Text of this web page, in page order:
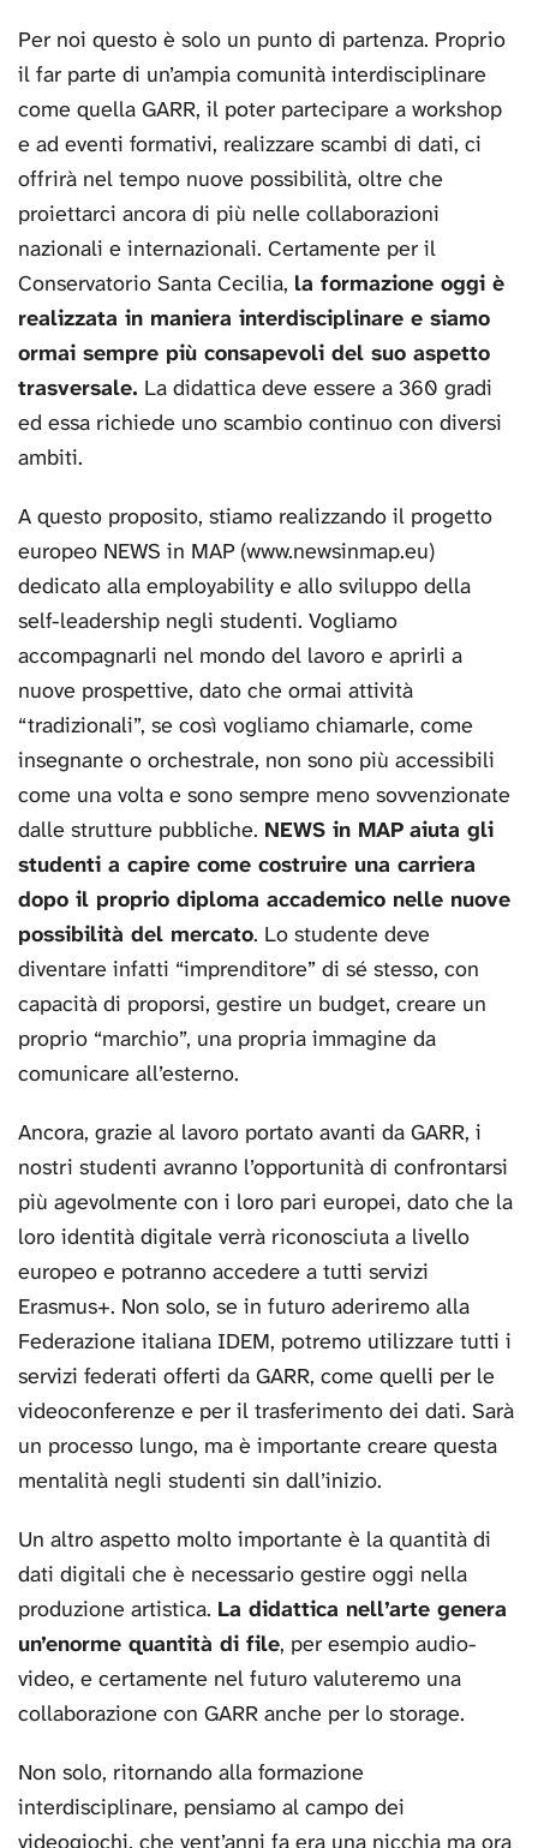
Per noi questo è solo un punto di partenza. Proprio
il far parte di un’ampia comunità interdisciplinare
come quella GARR, il poter partecipare a workshop
e ad eventi formativi, realizzare scambi di dati, ci
offrirà nel tempo nuove possibilità, oltre che
proiettarci ancora di più nelle collaborazioni
nazionali e internazionali. Certamente per il
Conservatorio Santa Cecilia, la formazione oggi è
realizzata in maniera interdisciplinare e siamo
ormai sempre più consapevoli del suo aspetto
trasversale. La didattica deve essere a 360 gradi
ed essa richiede uno scambio continuo con diversi
ambiti.
A questo proposito, stiamo realizzando il progetto
europeo NEWS in MAP (www.newsinmap.eu)
dedicato alla employability e allo sviluppo della
self-leadership negli studenti. Vogliamo
accompagnarli nel mondo del lavoro e aprirli a
nuove prospettive, dato che ormai attività
“tradizionali”, se così vogliamo chiamarle, come
insegnante o orchestrale, non sono più accessibili
come una volta e sono sempre meno sovvenzionate
dalle strutture pubbliche. NEWS in MAP aiuta gli
studenti a capire come costruire una carriera
dopo il proprio diploma accademico nelle nuove
possibilità del mercato. Lo studente deve
diventare infatti “imprenditore” di sé stesso, con
capacità di proporsi, gestire un budget, creare un
proprio “marchio”, una propria immagine da
comunicare all’esterno.
Ancora, grazie al lavoro portato avanti da GARR, i
nostri studenti avranno l’opportunità di confrontarsi
più agevolmente con i loro pari europei, dato che la
loro identità digitale verrà riconosciuta a livello
europeo e potranno accedere a tutti servizi
Erasmus+. Non solo, se in futuro aderiremo alla
Federazione italiana IDEM, potremo utilizzare tutti i
servizi federati offerti da GARR, come quelli per le
videoconferenze e per il trasferimento dei dati. Sarà
un processo lungo, ma è importante creare questa
mentalità negli studenti sin dall’inizio.
Un altro aspetto molto importante è la quantità di
dati digitali che è necessario gestire oggi nella
produzione artistica. La didattica nell’arte genera
un’enorme quantità di file, per esempio audio-
video, e certamente nel futuro valuteremo una
collaborazione con GARR anche per lo storage.
Non solo, ritornando alla formazione
interdisciplinare, pensiamo al campo dei
videogiochi, che vent’anni fa era una nicchia ma ora